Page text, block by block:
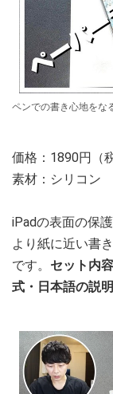
ペンでの書き心地をな
価格：1890円（
素材：シリコン
iPadの表面の保
より紙に近い書
です。 セット内
式・日本語の説